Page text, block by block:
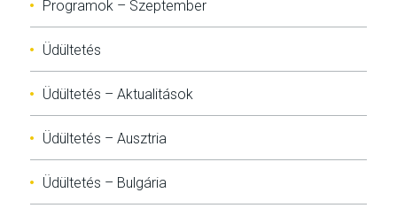
Programok – Szeptember
Üdültetés
Üdültetés – Aktualitások
Üdültetés – Ausztria
Üdültetés – Bulgária